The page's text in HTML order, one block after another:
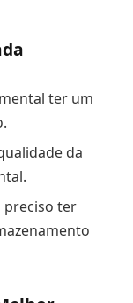
ter um
da
preciso ter